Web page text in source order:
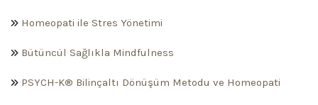
Homeopati ile Stres Yönetimi
Bütüncül Sağlıkla Mindfulness
PSYCH-K® Bilinçaltı Dönüşüm Metodu ve Homeopati